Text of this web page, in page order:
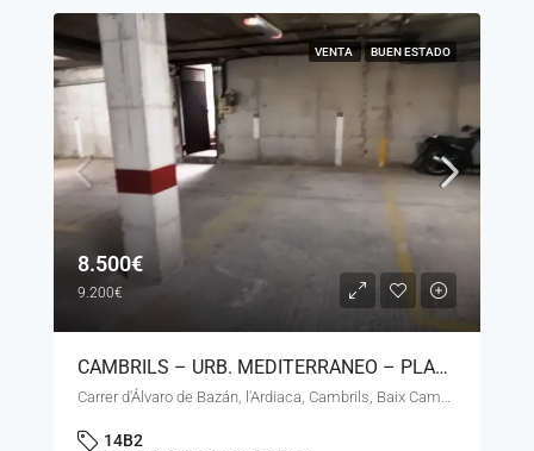
VENTA BUEN ESTADO
8.500€
9.200€
CAMBRILS – URB. MEDITERRANEO – PLAZA DE PARKING SUBTERRANEA – LS – 90925
Carrer d'Álvaro de Bazán, l'Ardiaca, Cambrils, Baix Camp, Tarragona, Catalunya, 43850, España
14B2